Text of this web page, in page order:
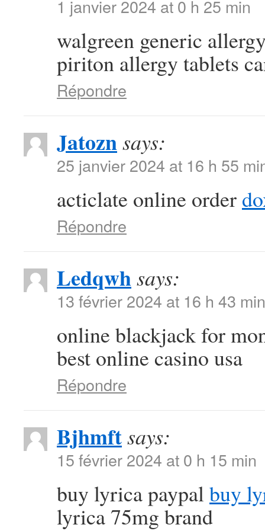
1 janvier 2024 at 0 h 25 min
walgreen generic
piriton allergy tablets
Répondre
Jatoznsays:
25 janvier 2024 at 16 h 55
acticlate online order
Répondre
Ledqwhsays:
13 février 2024 at 16 h 43 min
online blackjack for
best online casino usa
Répondre
Bjhmftsays:
15 février 2024 at 0 h 15 min
buy lyrica paypalbuy
lyrica 75mg brand